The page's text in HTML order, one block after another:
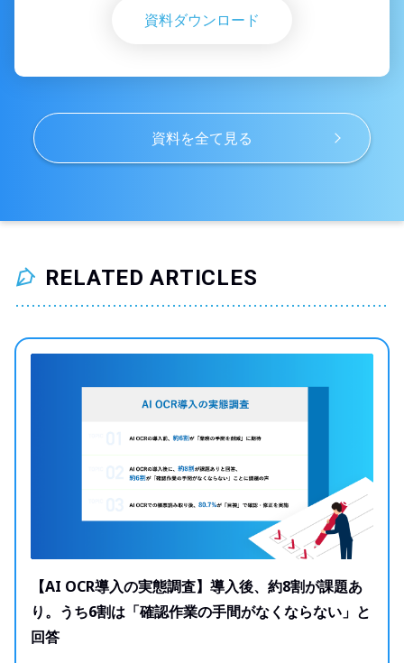
資料ダウンロード
資料を全て見る
RELATED ARTICLES
【AI OCR導入の実態調査】導入後、約8割が課題あ
り。うち6割は「確認作業の手間がなくならない」と
回答